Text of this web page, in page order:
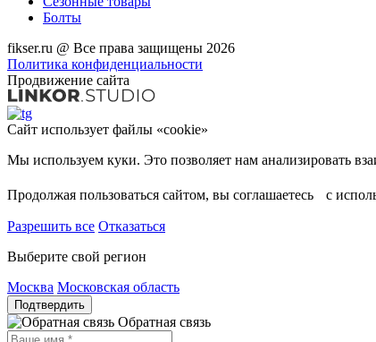
Болты
fikser.ru @ Все права защищены 2026
Политика конфиденциальности
Продвижение сайта
Сайт использует файлы «cookie»
Мы используем куки. Это позволяет нам анализировать
Продолжая пользоваться сайтом, вы соглашаетесь с
Разрешить все Отказаться
Выберите свой регион
Москва Московская область
Подтвердить
Обратная связь